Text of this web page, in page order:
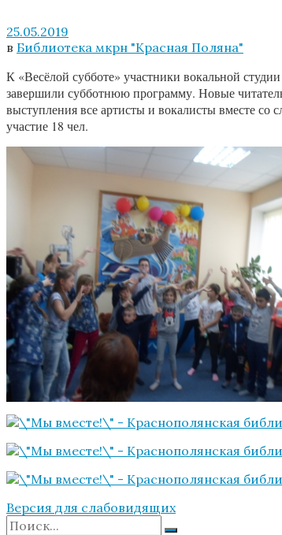
25.05.2019
в Библиотека мкрн "Красная Поляна"
К «Весёлой субботе» участники вокальной
завершили субботнюю программу. Новые
выступления все артисты и вокалисты вместе
участие 18 чел.
Версия для слабовидящих